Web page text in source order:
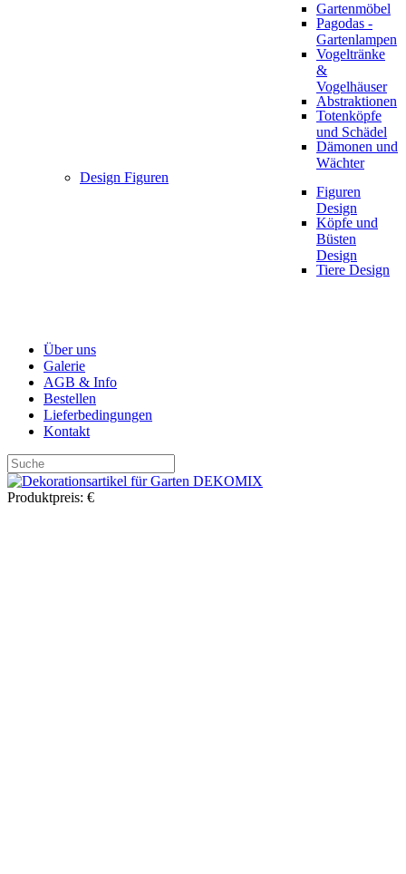
Gartenmöbel
Pagodas -
Gartenlampen
Vogeltränke
&
Vogelhäuser
Abstraktionen
Totenköpfe
und Schädel
Dämonen und
Wächter
Design Figuren
Figuren
Design
Köpfe und
Büsten
Design
Tiere Design
Über uns
Galerie
AGB & Info
Bestellen
Lieferbedingungen
Kontakt
Produktpreis: €